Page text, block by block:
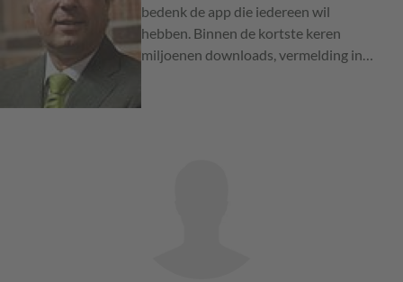
bedenk de app die iedereen wil
hebben. Binnen de kortste keren
miljoenen downloads, vermelding in…